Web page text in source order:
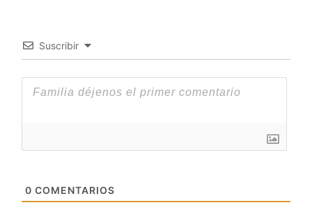
Suscribir
0 COMENTARIOS